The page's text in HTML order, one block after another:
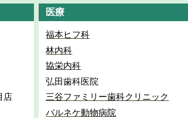
店
医療
福本ヒフ科
林内科
協栄内科
弘田歯科医院
三谷ファミリー歯科クリニック
バルネケ動物病院